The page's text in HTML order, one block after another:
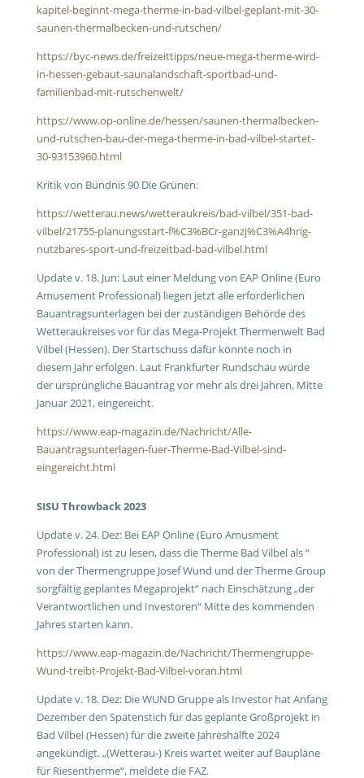
kapitel-beginnt-mega-therme-in-bad-vilbel-geplant-mit-30-
saunen-thermalbecken-und-rutschen/
https://byc-news.de/freizeittipps/neue-mega-therme-wird-
in-hessen-gebaut-saunalandschaft-sportbad-und-
familienbad-mit-rutschenwelt/
https://www.op-online.de/hessen/saunen-thermalbecken-
und-rutschen-bau-der-mega-therme-in-bad-vilbel-startet-
30-93153960.html
Kritik von Bündnis 90 Die Grünen:
https://wetterau.news/wetteraukreis/bad-vilbel/351-bad-
vilbel/21755-planungsstart-f%C3%BCr-ganzj%C3%A4hrig-
nutzbares-sport-und-freizeitbad-bad-vilbel.html
Update v. 18. Jun: Laut einer Meldung von EAP Online (Euro
Amusement Professional) liegen jetzt alle erforderlichen
Bauantragsunterlagen bei der zuständigen Behörde des
Wetteraukreises vor für das Mega-Projekt Thermenwelt Bad
Vilbel (Hessen). Der Startschuss dafür könnte noch in
diesem Jahr erfolgen. Laut Frankfurter Rundschau würde
der ursprüngliche Bauantrag vor mehr als drei Jahren, Mitte
Januar 2021, eingereicht.
https://www.eap-magazin.de/Nachricht/Alle-
Bauantragsunterlagen-fuer-Therme-Bad-Vilbel-sind-
eingereicht.html
SISU Throwback 2023
Update v. 24. Dez: Bei EAP Online (Euro Amusment
Professional) ist zu lesen, dass die Therme Bad Vilbel als “
von der Thermengruppe Josef Wund und der Therme Group
sorgfältig geplantes Megaprojekt“ nach Einschätzung „der
Verantwortlichen und Investoren“ Mitte des kommenden
Jahres starten kann.
https://www.eap-magazin.de/Nachricht/Thermengruppe-
Wund-treibt-Projekt-Bad-Vilbel-voran.html
Update v. 18. Dez: Die WUND Gruppe als Investor hat Anfang
Dezember den Spatenstich für das geplante Großprojekt in
Bad Vilbel (Hessen) für die zweite Jahreshälfte 2024
angekündigt. „(Wetterau-) Kreis wartet weiter auf Baupläne
für Riesentherme“, meldete die FAZ.